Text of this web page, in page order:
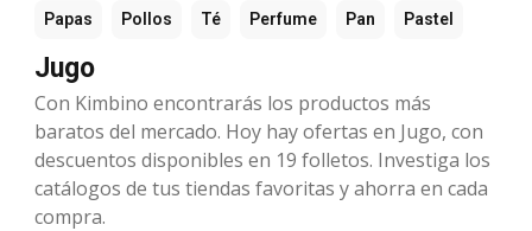
Papas Pollos Té Perfume Pan Pastel
Jugo
Con Kimbino encontrarás los productos más
baratos del mercado. Hoy hay ofertas en Jugo, con
descuentos disponibles en 19 folletos. Investiga los
catálogos de tus tiendas favoritas y ahorra en cada
compra.